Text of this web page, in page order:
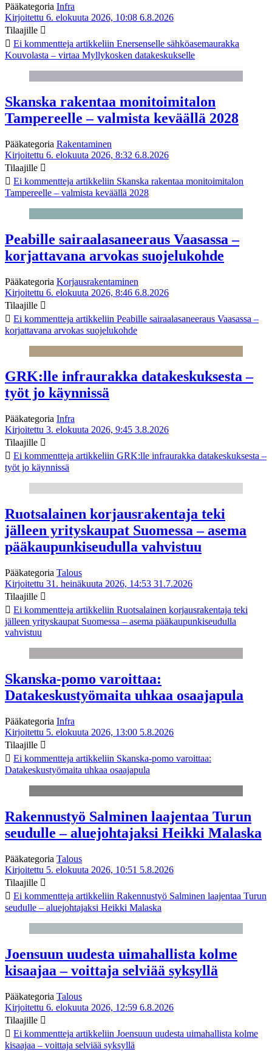
Pääkategoria Infra
Kirjoitettu 6. elokuuta 2026, 10:08 6.8.2026
Tilaajille
Ei kommentteja artikkeliin Enersenselle sähköasemaurakka
Kouvolasta – virtaa Myllykosken datakeskukselle
Skanska rakentaa monitoimitalon
Tampereelle – valmista keväällä 2028
Pääkategoria Rakentaminen
Kirjoitettu 6. elokuuta 2026, 8:32 6.8.2026
Tilaajille
Ei kommentteja artikkeliin Skanska rakentaa monitoimitalon
Tampereelle – valmista keväällä 2028
Peabille sairaalasaneeraus Vaasassa –
korjattavana arvokas suojelukohde
Pääkategoria Korjausrakentaminen
Kirjoitettu 6. elokuuta 2026, 8:46 6.8.2026
Tilaajille
Ei kommentteja artikkeliin Peabille sairaalasaneeraus Vaasassa –
korjattavana arvokas suojelukohde
GRK:lle infraurakka datakeskuksesta –
työt jo käynnissä
Pääkategoria Infra
Kirjoitettu 3. elokuuta 2026, 9:45 3.8.2026
Tilaajille
Ei kommentteja artikkeliin GRK:lle infraurakka datakeskuksesta –
työt jo käynnissä
Ruotsalainen korjausrakentaja teki
jälleen yrityskaupat Suomessa – asema
pääkaupunkiseudulla vahvistuu
Pääkategoria Talous
Kirjoitettu 31. heinäkuuta 2026, 14:53 31.7.2026
Tilaajille
Ei kommentteja artikkeliin Ruotsalainen korjausrakentaja teki
jälleen yrityskaupat Suomessa – asema pääkaupunkiseudulla
vahvistuu
Skanska-pomo varoittaa:
Datakeskustyömaita uhkaa osaajapula
Pääkategoria Infra
Kirjoitettu 5. elokuuta 2026, 13:00 5.8.2026
Tilaajille
Ei kommentteja artikkeliin Skanska-pomo varoittaa:
Datakeskustyömaita uhkaa osaajapula
Rakennustyö Salminen laajentaa Turun
seudulle – aluejohtajaksi Heikki Malaska
Pääkategoria Talous
Kirjoitettu 5. elokuuta 2026, 10:51 5.8.2026
Tilaajille
Ei kommentteja artikkeliin Rakennustyö Salminen laajentaa Turun
seudulle – aluejohtajaksi Heikki Malaska
Joensuun uudesta uimahallista kolme
kisaajaa – voittaja selviää syksyllä
Pääkategoria Talous
Kirjoitettu 6. elokuuta 2026, 12:59 6.8.2026
Tilaajille
Ei kommentteja artikkeliin Joensuun uudesta uimahallista kolme
kisaajaa – voittaja selviää syksyllä